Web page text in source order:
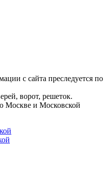
с сайта преследуется по
ворот, решеток.
Москве и Московской